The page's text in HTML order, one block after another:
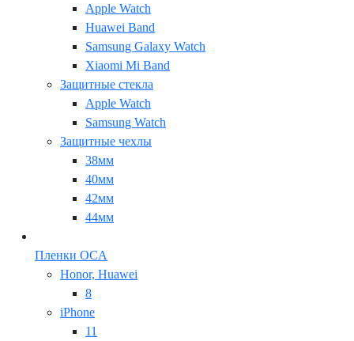
Apple Watch
Huawei Band
Samsung Galaxy Watch
Xiaomi Mi Band
Защитные стекла
Apple Watch
Samsung Watch
Защитные чехлы
38мм
40мм
42мм
44мм
Пленки OCA
Honor, Huawei
8
iPhone
11